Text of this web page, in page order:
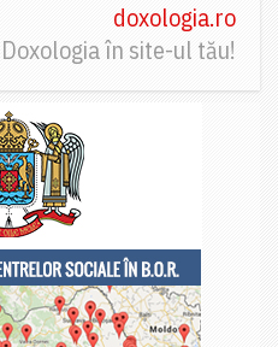
doxologia.ro
în site-ul tău!